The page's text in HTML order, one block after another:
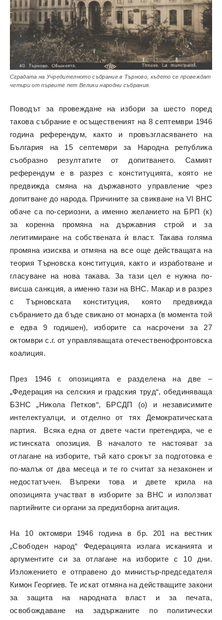
Сградата на Учредителното събрание в Търново, където се провеждат
четири от първите пет Велики народни събрания.
Поводът за провеждане на избори за шесто поред
такова събрание е осъщественият на 8 септември 1946
година референдум, както и провъзгласяването на
България на 15 септември за Народна република
съобразно резултатите от допитването. Самият
референдум е в разрез с конституцията, която не
предвижда смяна на държавното управление чрез
допитване до народа. Причините за свикване на VI ВНС
обаче са по-сериозни, а именно желанието на БРП (к)
за коренна промяна на държавния строй и за
легитимиране на собствената ѝ власт. Такава голяма
промяна изисква и отмяна на все още действащата на
теория Търновска конституция, както и изработване и
гласуване на нова такава. За тази цел е нужна по-
висша санкция, а именно тази на ВНС. Макар и в разрез
с Търновската конституция, която предвижда
събранието да бъде свикано от монарха (в момента той
е едва 9 годишен), изборите са насрочени за 27
октомври с.г. от управляващата отечественофронтовска
коалиция.
През 1946 г. опозицията е разделена на две –
„Федерация на селския и градския труд“, обединяваща
БЗНС „Никола Петков“, БРСДП (о) и независимите
интелектуалци, и отделно от тях Демократическата
партия. Всяка една от двете части претендира, че е
истинската опозиция. В началото те настояват за
отлагане на изборите, тъй като срокът за подготовка е
по-малък от два месеца и те го считат за незаконен и
недостатъчен. Въпреки това и двете крила на
опозицията участват в изборите за ВНС и използват
партийните си органи за предизборна агитация.
На 10 октомври 1946 година в бр. 201 на вестник
„Свободен народ“ Федерацията излага исканията и
аргументите си за отлагане на изборите с 10 дни.
Изложението е отправено до министър-председателя
Кимон Георгиев. Те искат отмяна на действащите закони
за защита на народната власт и за печата,
освобождаване на задържаните по политически